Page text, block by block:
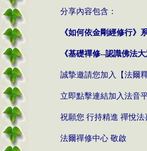
分享內容包含：
《如何依金剛經修行》
《基礎禪修--認識佛法
誠摯邀請您加入【法爾
立即點擊連結加入法音
祝願您 行持精進 禪悅法
法爾禪修中心 敬啟